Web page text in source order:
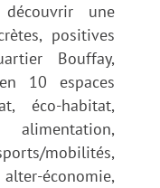
une
positives
Bouffay,
10 espaces
éco-habitat,
mobilités,
économie,